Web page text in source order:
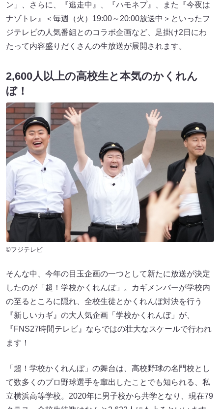
ン」、さらに、『逃走中』、『ハモネプ』、また『今夜は
ナゾトレ』＜毎週（火）19:00～20:00放送中＞といったフ
ジテレビの人気番組とのコラボ企画など、足掛け2日にわ
たって内容盛りだくさんの生放送が展開されます。
2,600人以上の高校生と本気のかくれん
ぼ！
©フジテレビ
そんな中、今年の目玉企画の一つとして新たに放送が決定
したのが「超！学校かくれんぼ」。カギメンバーが学校内
の至るところに隠れ、全校生徒とかくれんぼ対決を行う
『新しいカギ』の大人気企画「学校かくれんぼ」が、
『FNS27時間テレビ』ならではの壮大なスケールで行われ
ます！
「超！学校かくれんぼ」の舞台は、高校野球の名門校とし
て数多くのプロ野球選手を輩出したことでも知られる、私
立横浜高等学校。2020年に男子校から共学となり、現在79